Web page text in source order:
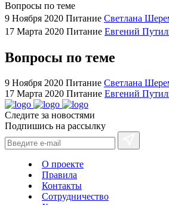
swiss
replica
bvlgari
watches
+maserati
online
for
cheap
sale.
https://ylfactoryrolex.com/
hilarity
method.
www.yvessaintlaurent.to
Вопросы по теме
9 Ноября 2020 Питание Светлана
17 Марта 2020 Питание Евгений
Вопросы по теме
9 Ноября 2020 Питание Светлана
17 Марта 2020 Питание Евгений
Следите за новостями
Подпишись на рассылку
О проекте
Правила
Контакты
Сотрудничество